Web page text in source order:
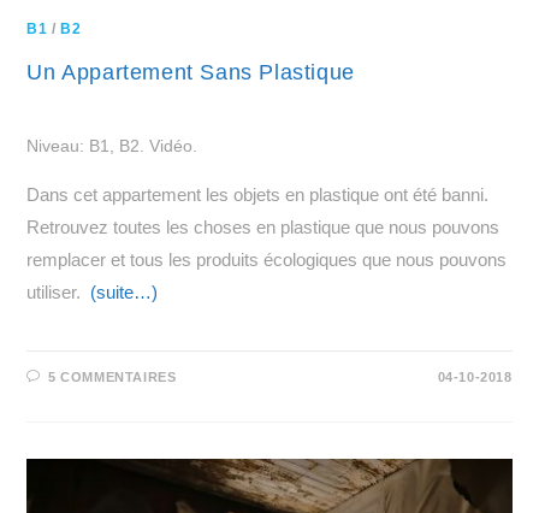
B1 / B2
Un Appartement Sans Plastique
Niveau: B1, B2. Vidéo.
Dans cet appartement les objets en plastique ont été banni.
Retrouvez toutes les choses en plastique que nous pouvons
remplacer et tous les produits écologiques que nous pouvons
utiliser. (suite…)
5 COMMENTAIRES 04-10-2018